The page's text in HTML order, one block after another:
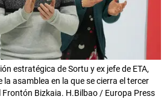
estratégica de Sortu y ex jefe de ETA,
asamblea en la que se cierra el tercer
Frontón Bizkaia. H.Bilbao / Europa Press